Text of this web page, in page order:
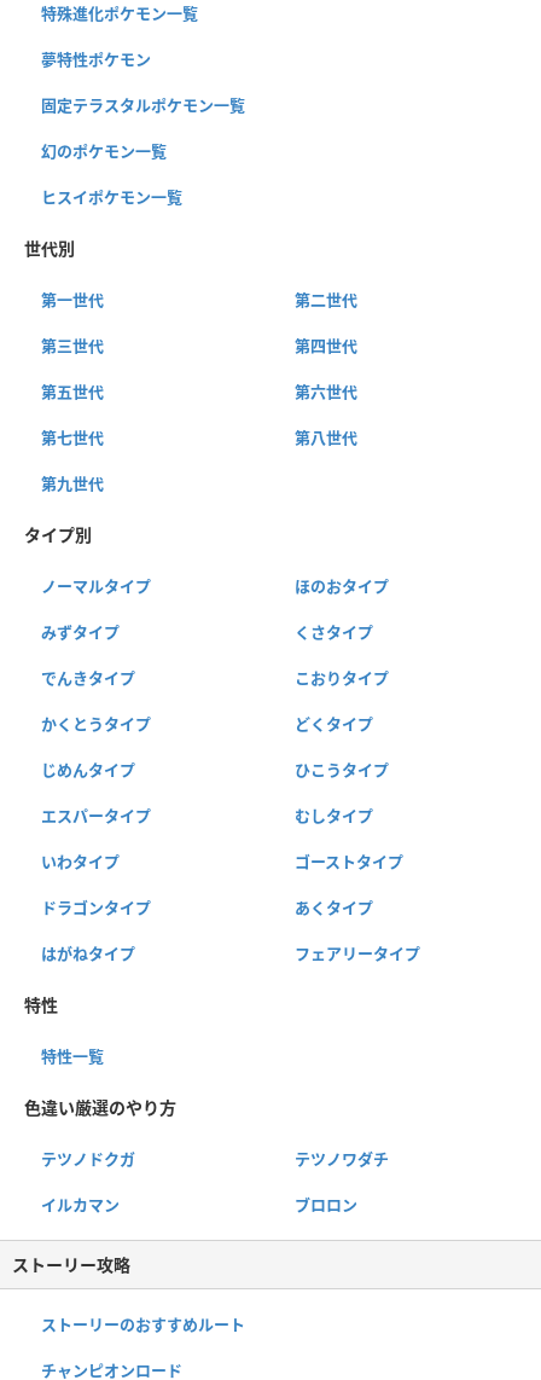
特殊進化ポケモン一覧
夢特性ポケモン
固定テラスタルポケモン一覧
幻のポケモン一覧
ヒスイポケモン一覧
世代別
第一世代 第二世代
第三世代 第四世代
第五世代 第六世代
第七世代 第八世代
第九世代
タイプ別
ノーマルタイプ ほのおタイプ
みずタイプ くさタイプ
でんきタイプ こおりタイプ
かくとうタイプ どくタイプ
じめんタイプ ひこうタイプ
エスパータイプ むしタイプ
いわタイプ ゴーストタイプ
ドラゴンタイプ あくタイプ
はがねタイプ フェアリータイプ
特性
特性一覧
色違い厳選のやり方
テツノドクガ テツノワダチ
イルカマン ブロロン
ストーリー攻略
ストーリーのおすすめルート
チャンピオンロード